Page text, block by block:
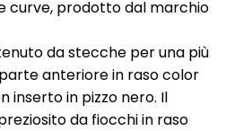
curve, prodotto dal marchio
da stecche per una più
anteriore in raso color
inserto in pizzo nero. Il
da fiocchi in raso